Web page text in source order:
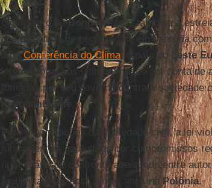
O encontro deBonnmarcará também a
dos trabalhos de negociação, em parceria
umaConferência do Clima, o país do Leste
internacional nos últimos meses por conta de
tomadas por seu governo contra a
meio ambiente
Para organizações da sociedade civil, a lei
fundamentais garantidas por compromissos
um cenário de confronto acentuado entre
ambientalistas nos últimos anos naPolônia.